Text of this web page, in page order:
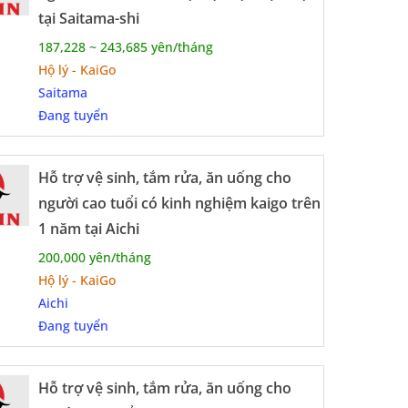
này đòi hỏi sự kiên nhẫn, trách nhiệm
– 180.000 yên/tháng (tương
khỏe hiện đại, quy trình rõ ràng, đảm
sẽ được đào tạo miễn phí về ngôn
gian, có thể chuyển đổi sang visa kỹ
tại Saitama-shi
187,228 ~ 243,685 yên/tháng
Hộ lý - KaiGo
Saitama
Đang tuyển
Hỗ trợ vệ sinh, tắm rửa, ăn uống cho
người cao tuổi có kinh nghiệm kaigo trên
1 năm tại Aichi
200,000 yên/tháng
Hộ lý - KaiGo
Aichi
Đang tuyển
Hỗ trợ vệ sinh, tắm rửa, ăn uống cho